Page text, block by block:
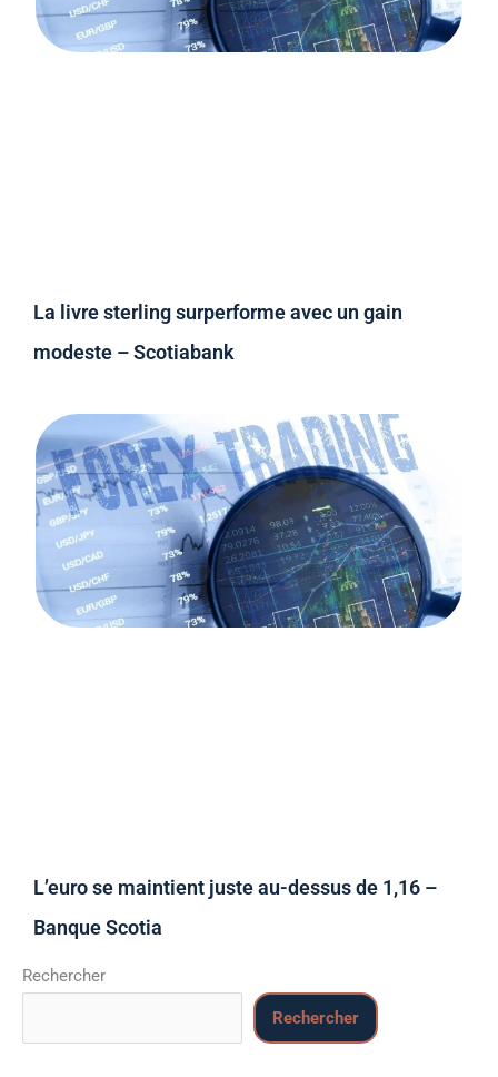
La livre sterling surperforme avec un gain
modeste – Scotiabank
L’euro se maintient juste au-dessus de 1,16 –
Banque Scotia
Rechercher
Rechercher